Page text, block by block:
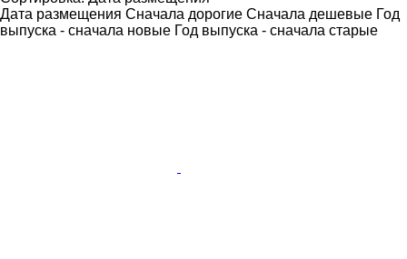
Дата размещения Сначала дорогие Сначала дешевые Год
выпуска - сначала новые Год выпуска - сначала старые